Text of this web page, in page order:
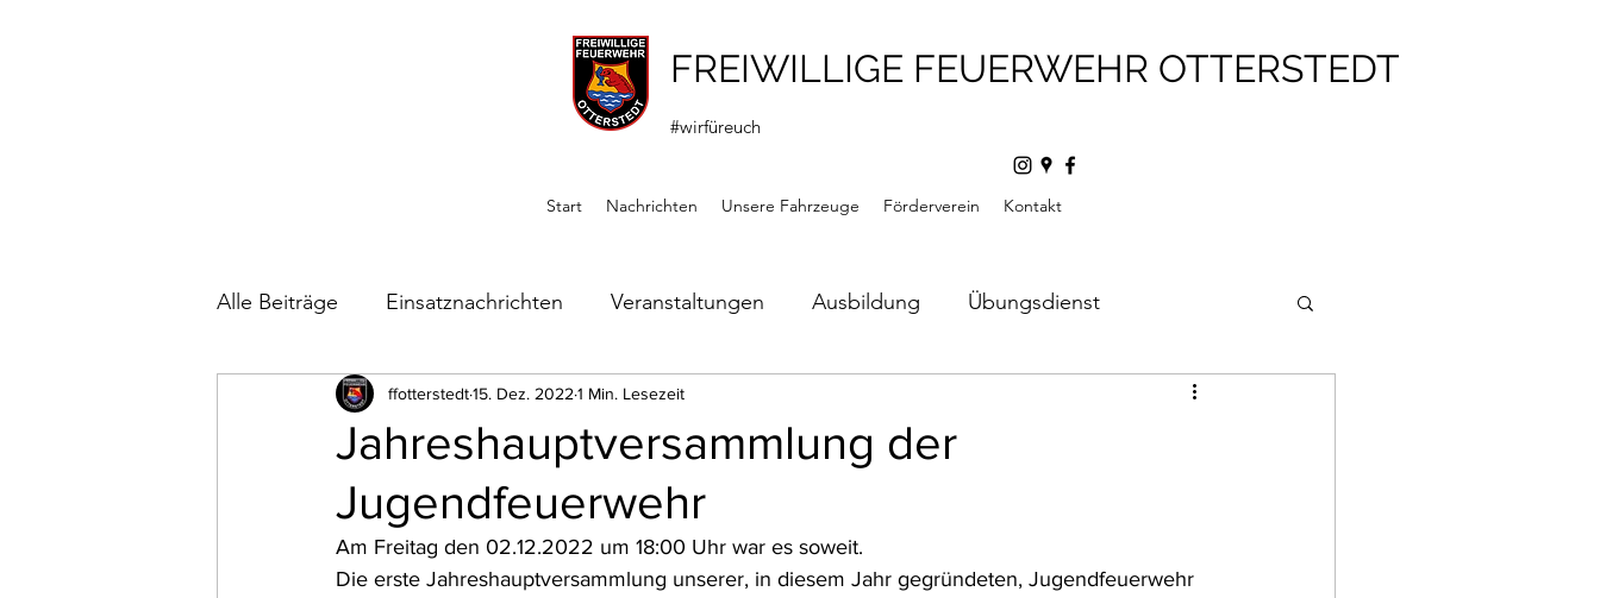
FREIWILLIGE FEUERWEHR OTTERSTEDT
#wirfüreuch
Start Nachrichten Unsere Fahrzeuge Förderverein Kontakt
Alle Beiträge Einsatznachrichten Veranstaltungen Ausbildung Übungsdienst
Bautagebuch Feuerwehrhaus Mitteilungen Brandschutz
Wettkämpfe
Jahreshauptversammlung der
Jugendfeuerwehr
ffotterstedt15. Dez. 2022 1 Min. Lesezeit
Am Freitag den 02.12.2022 um 18:00 Uhr war es soweit.
Die erste Jahreshauptversammlung unserer, in diesem Jahr gegründeten, Jugendfeuerwehr